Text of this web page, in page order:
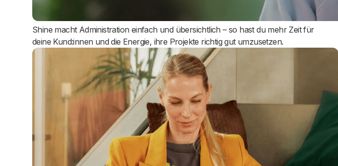
deine Weise
Shine macht Administration einfach und übersichtlich – so hast du mehr Zeit für
deine Kund:innen und die Energie, ihre Projekte richtig gut umzusetzen.